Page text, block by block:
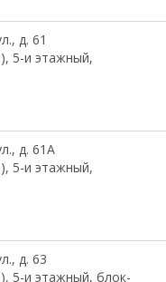
д. 61
5-и этажный,
д. 61А
5-и этажный,
д. 63
5-и этажный, блок-